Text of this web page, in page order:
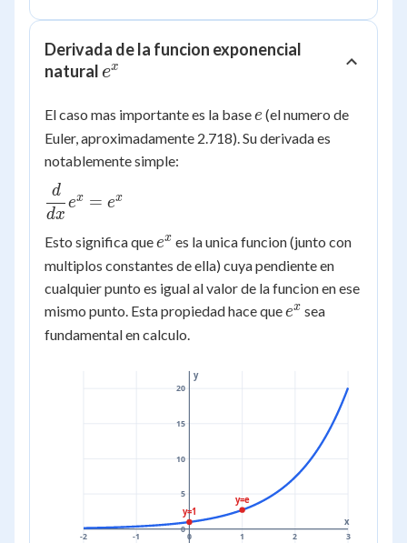
Derivada de la funcion exponencial
natural e^x
ex
El caso mas importante es la basee
e (el numero de
Euler, aproximadamente 2.718). Su derivada es
notablemente simple:
\dfrac{d}
{dx}e^x
= e^x
dx
d
ex = ex
Esto significa quee^x
ex es la unica funcion (junto con
multiplos constantes de ella) cuya pendiente en
cualquier punto es igual al valor de la funcion en ese
mismo punto. Esta propiedad hace quee^x
ex sea
fundamental en calculo.
-2 -1 0 1 2 3
0
5
10
15
20
x
y
y=1
y=e